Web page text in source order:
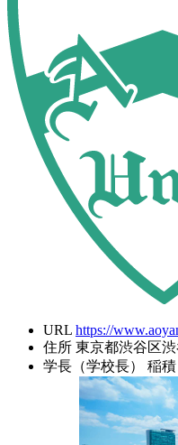
URL https://
住所 東京都渋谷区渋
学長（学校長）
稲